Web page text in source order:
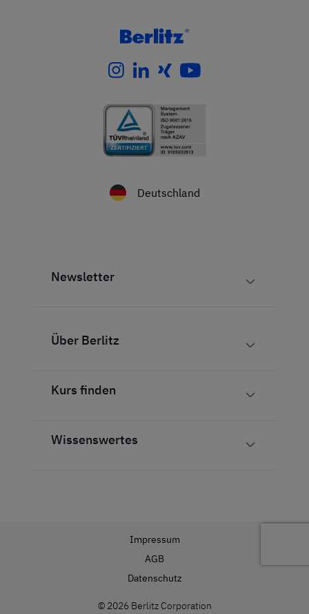
Deutschland
Newsletter
Über Berlitz
Kurs finden
Wissenswertes
© 2026 Berlitz Corporation
Impressum
AGB
Datenschutz